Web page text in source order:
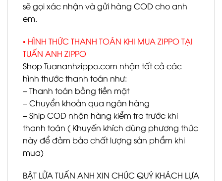
sẽ gọi xác nhận và gửi hàng COD cho anh
em.
• HÌNH THỨC THANH TOÁN KHI MUA ZIPPO TẠI
TUẤN ANH ZIPPO
Shop Tuananhzippo.com nhận tất cả các
hình thước thanh toán như:
– Thanh toán bằng tiền mặt
– Chuyển khoản qua ngân hàng
– Ship COD nhận hàng kiểm tra trước khi
thanh toán ( Khuyến khích dùng phương thức
này để đảm bảo chất lượng sản phẩm khi
mua)
BẬT LỬA TUẤN ANH XIN CHÚC QUÝ KHÁCH LỰA